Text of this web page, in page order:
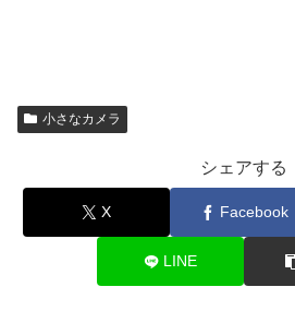
小さなカメラ
シェアする
X Facebook
LINE